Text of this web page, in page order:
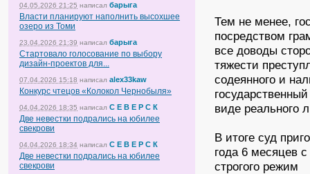
04.05.2026 21:25 написал барыга
Власти планируют наполнить высохшее
озеро из Томи
23.04.2026 21:39 написал барыга
Стартовало голосование по выбору
дизайн-проектов для...
07.04.2026 15:18 написал alex33kaw
Конкурс чтецов «Колокол Чернобыля»
04.04.2026 18:35 написал С Е В Е Р С К
Две невестки подрались на юбилее
свекрови
04.04.2026 18:34 написал С Е В Е Р С К
Две невестки подрались на юбилее
свекрови
Тем не менее,
посредством
все доводы
тяжести
содеянного и
виде реального
В итоге суд
года 6 месяцев
строгого режим